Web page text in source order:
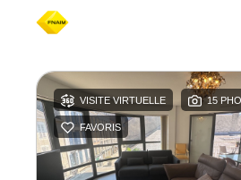
VISITE VIRTUELLE 15
FAVORIS